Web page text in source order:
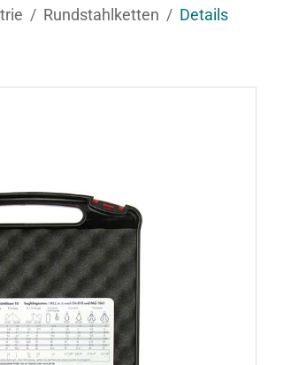
Rundstahlketten Details